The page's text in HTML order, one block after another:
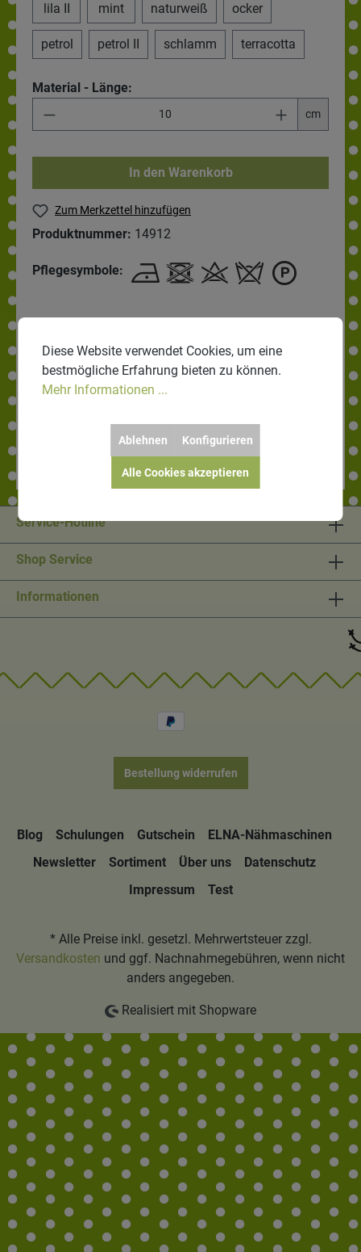
lila II mint naturweiß ocker
petrol petrol II schlamm terracotta
Material - Länge:
cm
In den Warenkorb
Zum Merkzettel hinzufügen
Produktnummer: 14912
Pflegesymbole:
Walk ist ein Stoff aus reiner Wolle. Aus
gesponnenem Wollgarn wird zuerst ein Stoff
Service-Hotline
Shop Service
Informationen
Bestellung widerrufen
Blog Schulungen Gutschein
ELNA-Nähmaschinen
Newsletter
Sortiment Über uns
Datenschutz
Impressum
Test
* Alle Preise inkl. gesetzl. Mehrwertsteuer zzgl.
Versandkosten und ggf. Nachnahmegebühren, wenn nicht
anders angegeben.
Realisiert mit Shopware
Diese Website verwendet Cookies, um eine
bestmögliche Erfahrung bieten zu können.
Mehr Informationen ...
Ablehnen Konfigurieren
Alle Cookies akzeptieren